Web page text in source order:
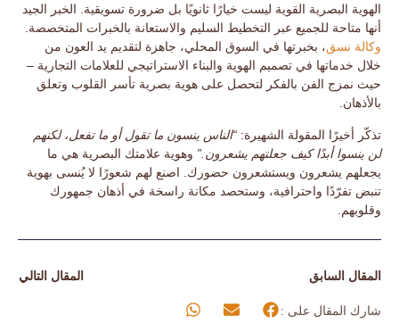
الهوية البصرية القوية ليست خيارًا ثانويًا بل ضرورة تسويقية . الخبر الجيد
أنها متاحة للجميع عبر التخطيط السليم والاستعانة بالخبرات المتخصصة.
وكالة نسق، بخبرتها في السوق المحلي، جاهزة لتقديم يد العون من
خلال خدماتها في تصميم الهوية والبناء الاستراتيجي للعلامات التجارية –
حيث نمزج الفن بالفكر لتحصل على هوية بصرية تأسر القلوب وتعلق
بالأذهان.
تذكّر أخيرًا المقولة الشهيرة: “الناس ينسون ما تقول أو ما تفعل، لكنهم
لن ينسوا أبدًا كيف جعلتهم يشعرون.” وهوية علامتك البصرية هي ما
يجعلهم يشعرون ويستشعرون حضورك. اصنع لهم شعورًا لا يُنسى بهوية
تنبض تفرّدًا واحترافية، وستحصد مكانة راسخة في أذهان جمهورك
وقلوبهم.
المقال السابق المقال التالي
شارك المقال على :